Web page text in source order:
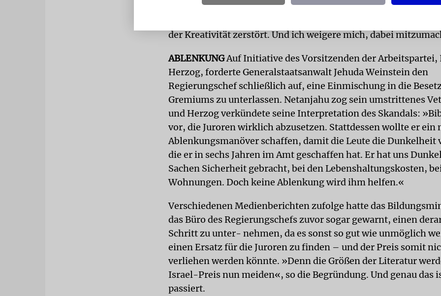
Aufwiegelung gegen Israels Wissenschaftler und Autoren eine
der Kreativität zerstört. Und ich weigere mich, dabei
ABLENKUNGAuf Initiative des Vorsitzenden der Arbeitspartei,
Herzog, forderte Generalstaatsanwalt Jehuda Weinstein den
Regierungschef schließlich auf, eine Einmischung in die
Gremiums zu unterlassen. Netanjahu zog sein umstrittenes
und Herzog verkündete seine Interpretation des Skandals:
vor, die Juroren wirklich abzusetzen. Stattdessen wollte er ein
Ablenkungsmanöver schaffen, damit die Leute die Dunkelheit
die er in sechs Jahren im Amt geschaffen hat. Er hat uns
Sachen Sicherheit gebracht, bei den Lebenshaltungskosten,
Wohnungen. Doch keine Ablenkung wird ihm helfen.«
Verschiedenen Medienberichten zufolge hatte das
das Büro des Regierungschefs zuvor sogar gewarnt, einen
Schritt zu unter- nehmen, da es sonst so gut wie unmöglich
einen Ersatz für die Juroren zu finden – und der Preis somit
verliehen werden könnte. »Denn die Größen der Literatur
Israel-Preis nun meiden«, so die Begründung. Und genau das
passiert.